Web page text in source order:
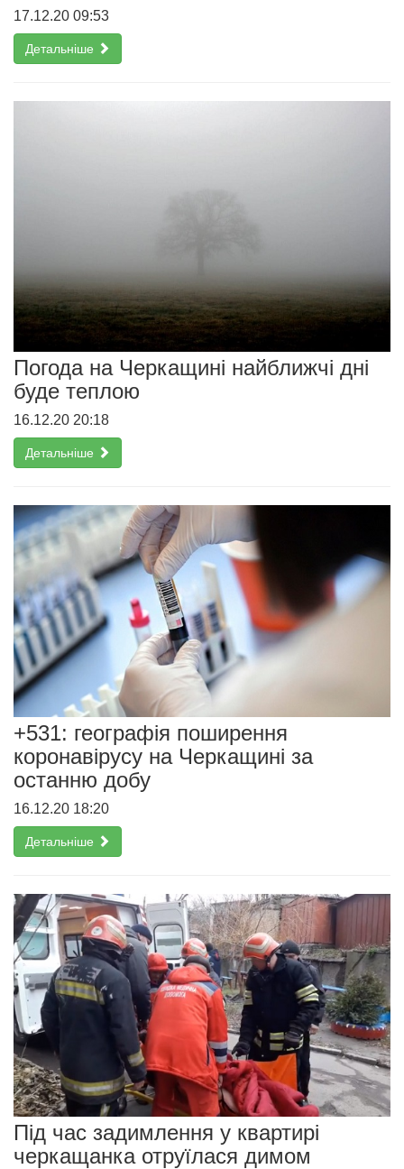
17.12.20 09:53
Детальніше
Погода на Черкащині найближчі дні
буде теплою
16.12.20 20:18
Детальніше
+531: географія поширення
коронавірусу на Черкащині за
останню добу
16.12.20 18:20
Детальніше
Під час задимлення у квартирі
черкащанка отруїлася димом